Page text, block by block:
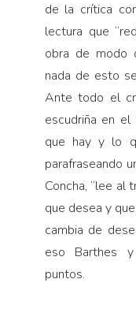
de la crítica
lectura que
obra de modo
nada de esto
Ante todo el
escudriña en
que hay y lo
parafraseando
Concha, “lee al
que desea y
cambia de
eso Barthes
puntos.